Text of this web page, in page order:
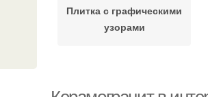
Плитка с графическими
узорами